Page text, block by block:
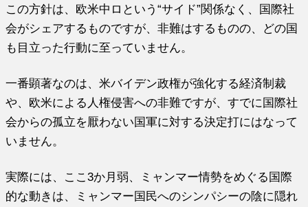
この方針は、欧米中ロという“サイド”関係なく、国際社
会がシェアするものですが、非難はするものの、どの国
も目立った行動に至っていません。
一番顕著なのは、米バイデン政権が強化する経済制裁
や、欧米による人権侵害への非難ですが、すでに国際社
会からの孤立を厭わない国軍に対する決定打にはなって
いません。
実際には、ここ3か月弱、ミャンマー情勢をめぐる国際
的な動きは、ミャンマー国民へのシンパシーの陰に隠れ